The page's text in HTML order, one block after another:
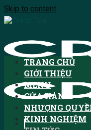
Skip to content
TRANG CHỦ
GIỚI THIỆU
MENU
CỬA HÀNG
NHƯỢNG
KINH NGHIỆM